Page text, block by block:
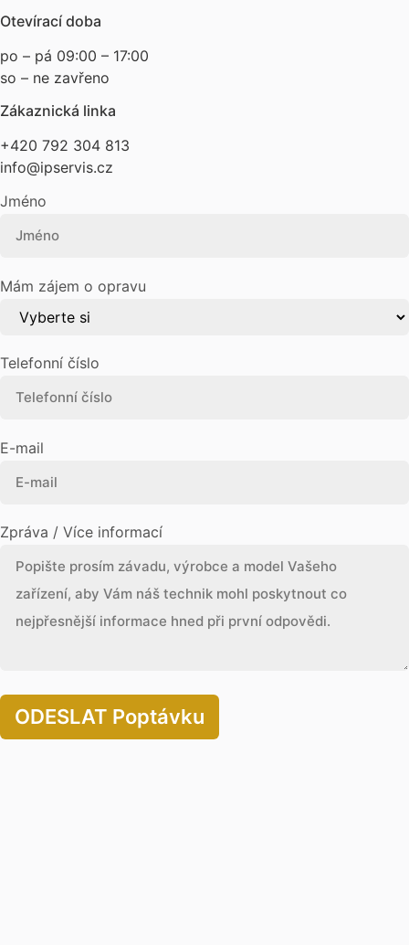
Otevírací doba
po – pá 09:00 – 17:00
so – ne zavřeno
Zákaznická linka
+420 792 304 813
info@ipservis.cz
Jméno
Mám zájem o opravu
Telefonní číslo
E-mail
Zpráva / Více informací
ODESLAT Poptávku